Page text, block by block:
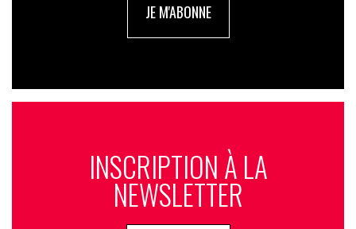
JE M'ABONNE
INSCRIPTION À LA
NEWSLETTER